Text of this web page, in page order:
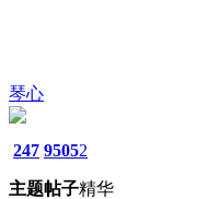
琴心
247
主题
9505
帖子
2
精华